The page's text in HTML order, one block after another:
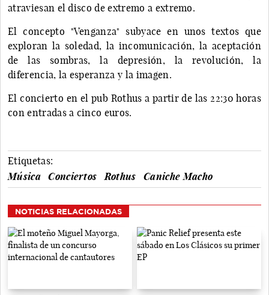
atraviesan el disco de extremo a extremo.
El concepto "Venganza" subyace en unos textos que
exploran la soledad, la incomunicación, la aceptación
de las sombras, la depresión, la revolución, la
diferencia, la esperanza y la imagen.
El concierto en el pub Rothus a partir de las 22:30 horas
con entradas a cinco euros.
Etiquetas:
Música
Conciertos Rothus Caniche Macho
NOTICIAS RELACIONADAS